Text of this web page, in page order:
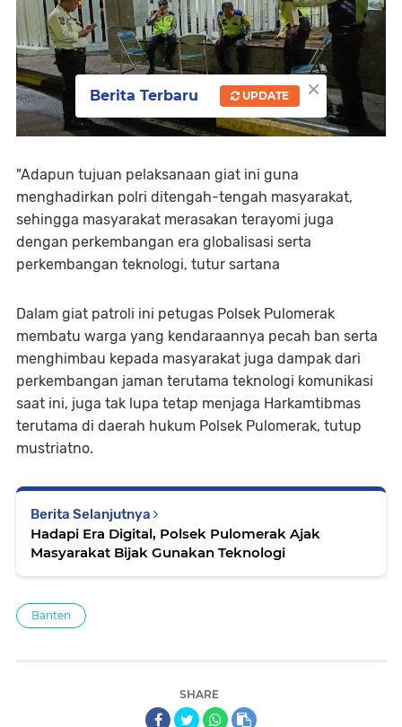
"Adapun tujuan pelaksanaan giat ini guna
menghadirkan polri ditengah-tengah masyarakat,
sehingga masyarakat merasakan terayomi juga
dengan perkembangan era globalisasi serta
perkembangan teknologi, tutur sartana
Dalam giat patroli ini petugas Polsek Pulomerak
membatu warga yang kendaraannya pecah ban serta
menghimbau kepada masyarakat juga dampak dari
perkembangan jaman terutama teknologi komunikasi
saat ini, juga tak lupa tetap menjaga Harkamtibmas
terutama di daerah hukum Polsek Pulomerak, tutup
mustriatno.
Berita Selanjutnya
Hadapi Era Digital, Polsek Pulomerak Ajak
Masyarakat Bijak Gunakan Teknologi
Banten
SHARE
×
Berita Terbaru UPDATE